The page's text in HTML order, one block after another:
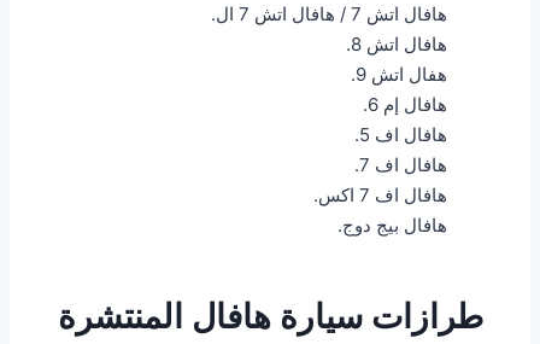
هافال اتش 7 / هافال اتش 7 ال.
هافال اتش 8.
هفال اتش 9.
هافال إم 6.
هافال اف 5.
هافال اف 7.
هافال اف 7 اكس.
هافال بيج دوج.
طرازات سيارة هافال المنتشرة